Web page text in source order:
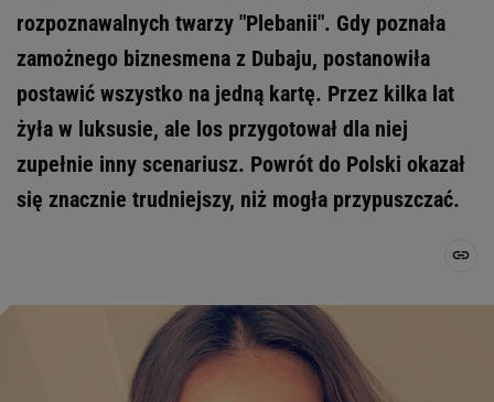
rozpoznawalnych twarzy "Plebanii". Gdy poznała
zamożnego biznesmena z Dubaju, postanowiła
postawić wszystko na jedną kartę. Przez kilka lat
żyła w luksusie, ale los przygotował dla niej
zupełnie inny scenariusz. Powrót do Polski okazał
się znacznie trudniejszy, niż mogła przypuszczać.